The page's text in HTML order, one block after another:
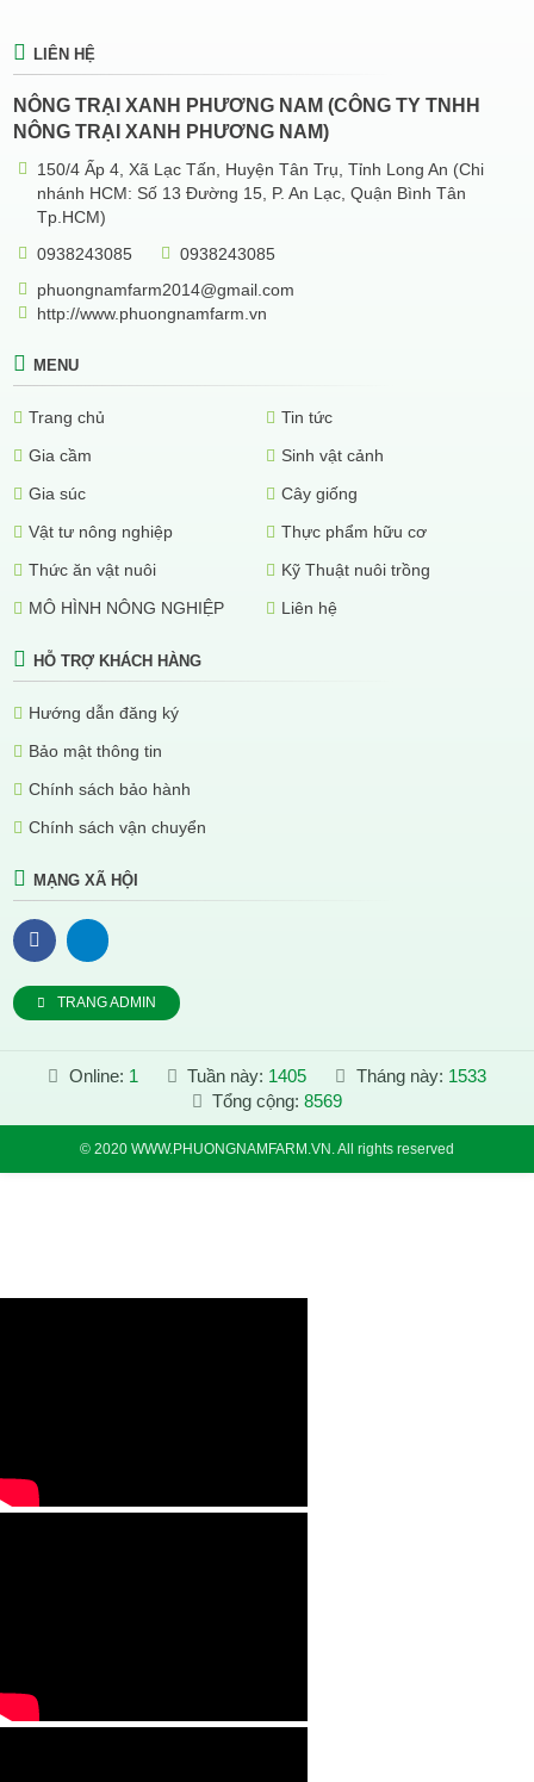
LIÊN HỆ
NÔNG TRẠI XANH PHƯƠNG NAM (CÔNG TY TNHH
NÔNG TRẠI XANH PHƯƠNG NAM)
150/4 Ấp 4, Xã Lạc Tấn, Huyện Tân Trụ, Tỉnh Long An (Chi
nhánh HCM: Số 13 Đường 15, P. An Lạc, Quận Bình Tân
Tp.HCM)
0938243085
0938243085
phuongnamfarm2014@gmail.com
http://www.phuongnamfarm.vn
MENU
Trang chủ
Tin tức
Gia cầm
Sinh vật cảnh
Gia súc
Cây giống
Vật tư nông nghiệp
Thực phẩm hữu cơ
Thức ăn vật nuôi
Kỹ Thuật nuôi trồng
MÔ HÌNH NÔNG NGHIỆP
Liên hệ
HỖ TRỢ KHÁCH HÀNG
Hướng dẫn đăng ký
Bảo mật thông tin
Chính sách bảo hành
Chính sách vận chuyển
MẠNG XÃ HỘI
TRANG ADMIN
Online: 1 Tuần này: 1405 Tháng này: 1533
Tổng cộng:8569
© 2020 WWW.PHUONGNAMFARM.VN. All rights reserved